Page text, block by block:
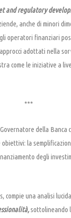
and regulatory
anche di minori
operatori finanziari
adottati nella
come le iniziative a
***
della Banca
la
degli
compie una analisi
sottolineando